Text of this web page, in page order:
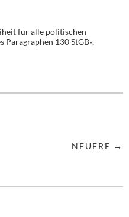
für alle politischen
Paragraphen 130 StGB«,
NEUERE →